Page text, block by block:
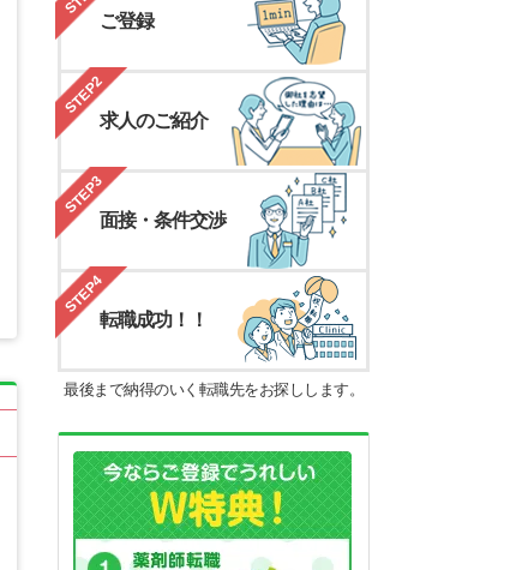
ご登録
STEP2
求人のご紹介
STEP3
面接・条件交渉
STEP4
転職成功！！
最後まで納得のいく転職先をお探しします。